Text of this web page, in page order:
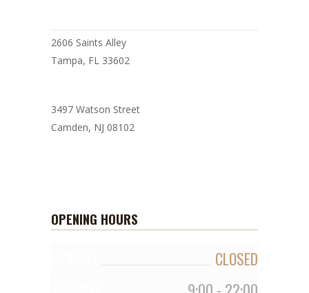
2606 Saints Alley
Tampa, FL 33602
3497 Watson Street
Camden, NJ 08102
OPENING HOURS
CLOSED